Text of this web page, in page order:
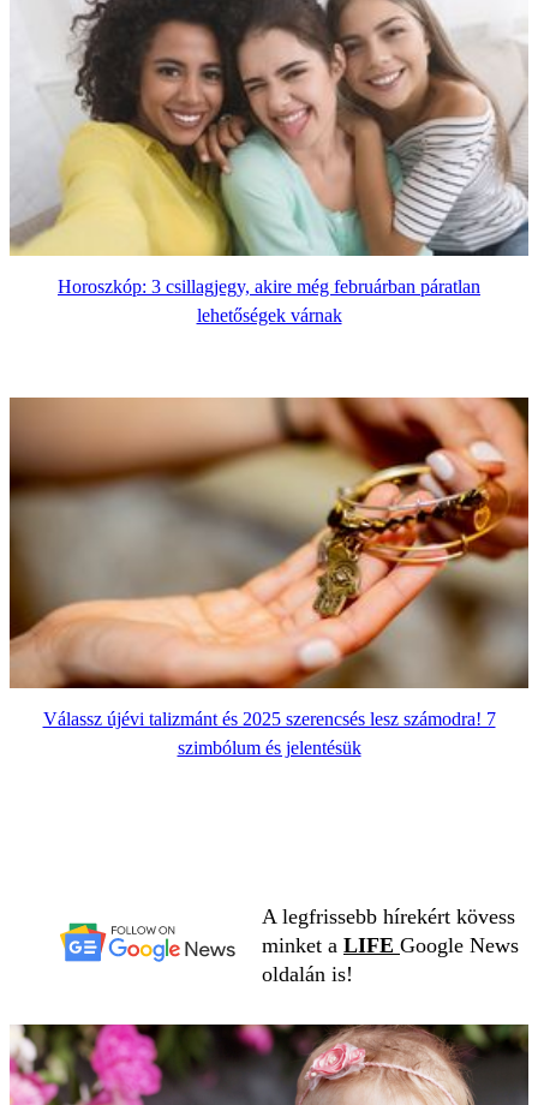
Horoszkóp: 3 csillagjegy, akire még februárban páratlan
lehetőségek várnak
Válassz újévi talizmánt és 2025 szerencsés lesz számodra! 7
szimbólum és jelentésük
A legfrissebb hírekért kövess
minket a LIFE Google News
oldalán is!